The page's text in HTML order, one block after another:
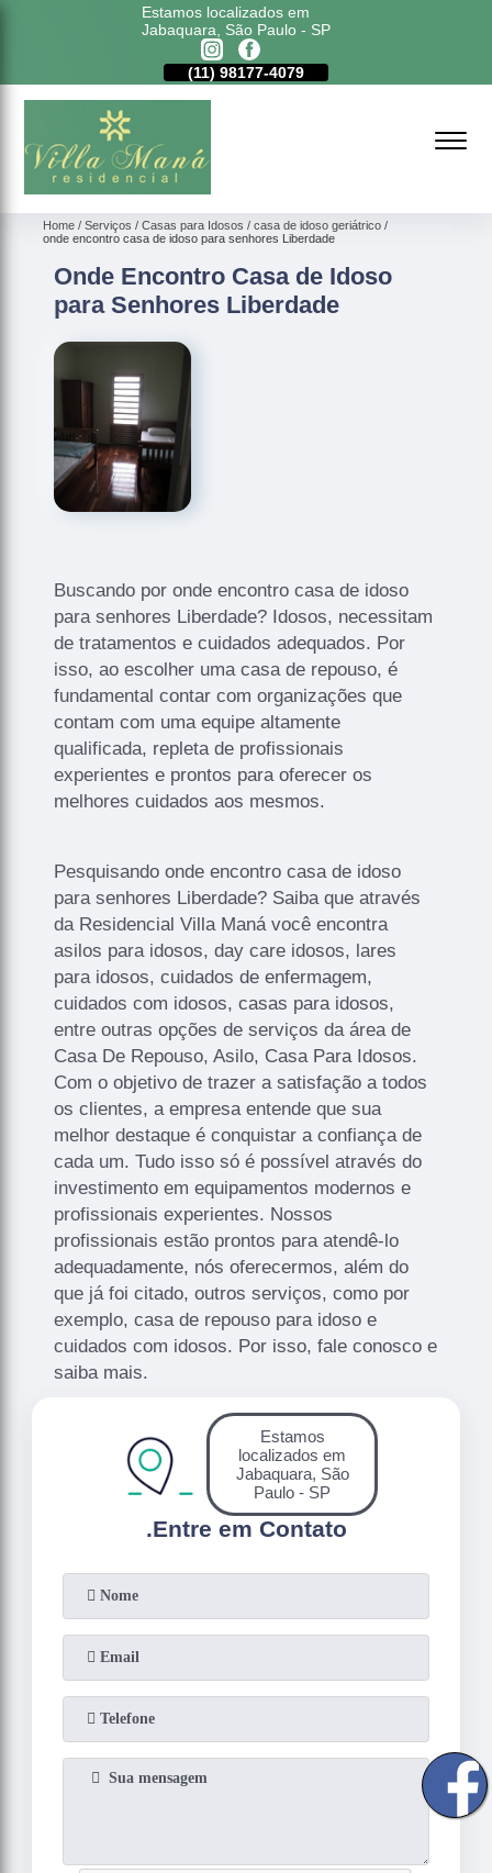
Estamos localizados em
Jabaquara, São Paulo - SP
(11) 98177-4079
Home Serviços Casas para Idosos
casa de idoso geriátrico
onde encontro casa de idoso para senhores Liberdade
Onde Encontro Casa de Idoso
para Senhores Liberdade
Buscando por onde encontro casa de idoso
para senhores Liberdade? Idosos, necessitam
de tratamentos e cuidados adequados. Por
isso, ao escolher uma casa de repouso, é
fundamental contar com organizações que
contam com uma equipe altamente
qualificada, repleta de profissionais
experientes e prontos para oferecer os
melhores cuidados aos mesmos.
Pesquisando onde encontro casa de idoso
para senhores Liberdade? Saiba que através
da Residencial Villa Maná você encontra
asilos para idosos, day care idosos, lares
para idosos, cuidados de enfermagem,
cuidados com idosos, casas para idosos,
entre outras opções de serviços da área de
Casa De Repouso, Asilo, Casa Para Idosos.
Com o objetivo de trazer a satisfação a todos
os clientes, a empresa entende que sua
melhor destaque é conquistar a confiança de
cada um. Tudo isso só é possível através do
investimento em equipamentos modernos e
profissionais experientes. Nossos
profissionais estão prontos para atendê-lo
adequadamente, nós oferecermos, além do
que já foi citado, outros serviços, como por
exemplo, casa de repouso para idoso e
cuidados com idosos. Por isso, fale conosco e
saiba mais.
.Entre em Contato
Estamos
localizados em
Jabaquara, São
Paulo - SP